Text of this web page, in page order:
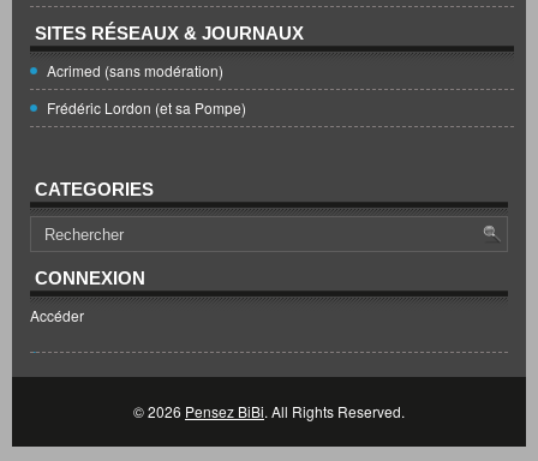
SITES RÉSEAUX & JOURNAUX
Acrimed (sans modération)
Frédéric Lordon (et sa Pompe)
CATEGORIES
CONNEXION
Accéder
© 2026 Pensez BiBi. All Rights Reserved.